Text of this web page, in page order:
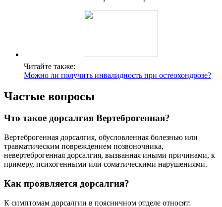
Читайте также:
Можно ли получить инвалидность при остеохондрозе?
Частые вопросы
Что такое дорсалгия Вертеброгенная?
Вертеброгенная дорсалгия, обусловленная болезнью или
травматическим повреждением позвоночника,
невертеброгенная дорсалгия, вызванная иными причинами, к
примеру, психогенными или соматическими нарушениями.
Как проявляется дорсалгия?
К симптомам дорсалгии в поясничном отделе относят: